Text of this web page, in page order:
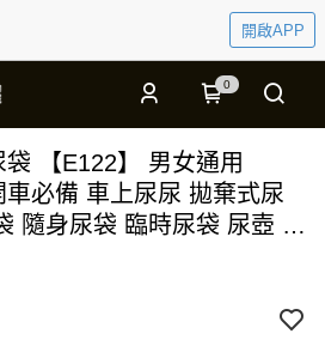
開啟APP
0
【E122】 男女通用
必備 車上尿尿 拋棄式尿
隨身尿袋 臨時尿袋 尿壺 外
汽車用品 戶外用品 生活用